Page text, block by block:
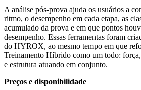
A análise pós-prova ajuda os usuários a
ritmo, o desempenho em cada etapa, as
acumulado da prova e em que pontos
desempenho. Essas ferramentas foram
do HYROX, ao mesmo tempo em que
Treinamento Híbrido como um todo:
e estrutura atuando em conjunto.
Preços e disponibilidade